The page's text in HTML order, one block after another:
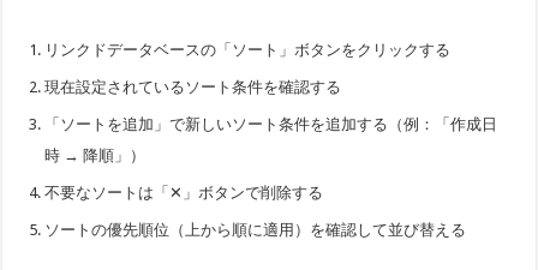
リンクドデータベースの「ソート」ボタンをクリックする
現在設定されているソート条件を確認する
「ソートを追加」で新しいソート条件を追加する（例：「作成日
時 → 降順」）
不要なソートは「✕」ボタンで削除する
ソートの優先順位（上から順に適用）を確認して並び替える